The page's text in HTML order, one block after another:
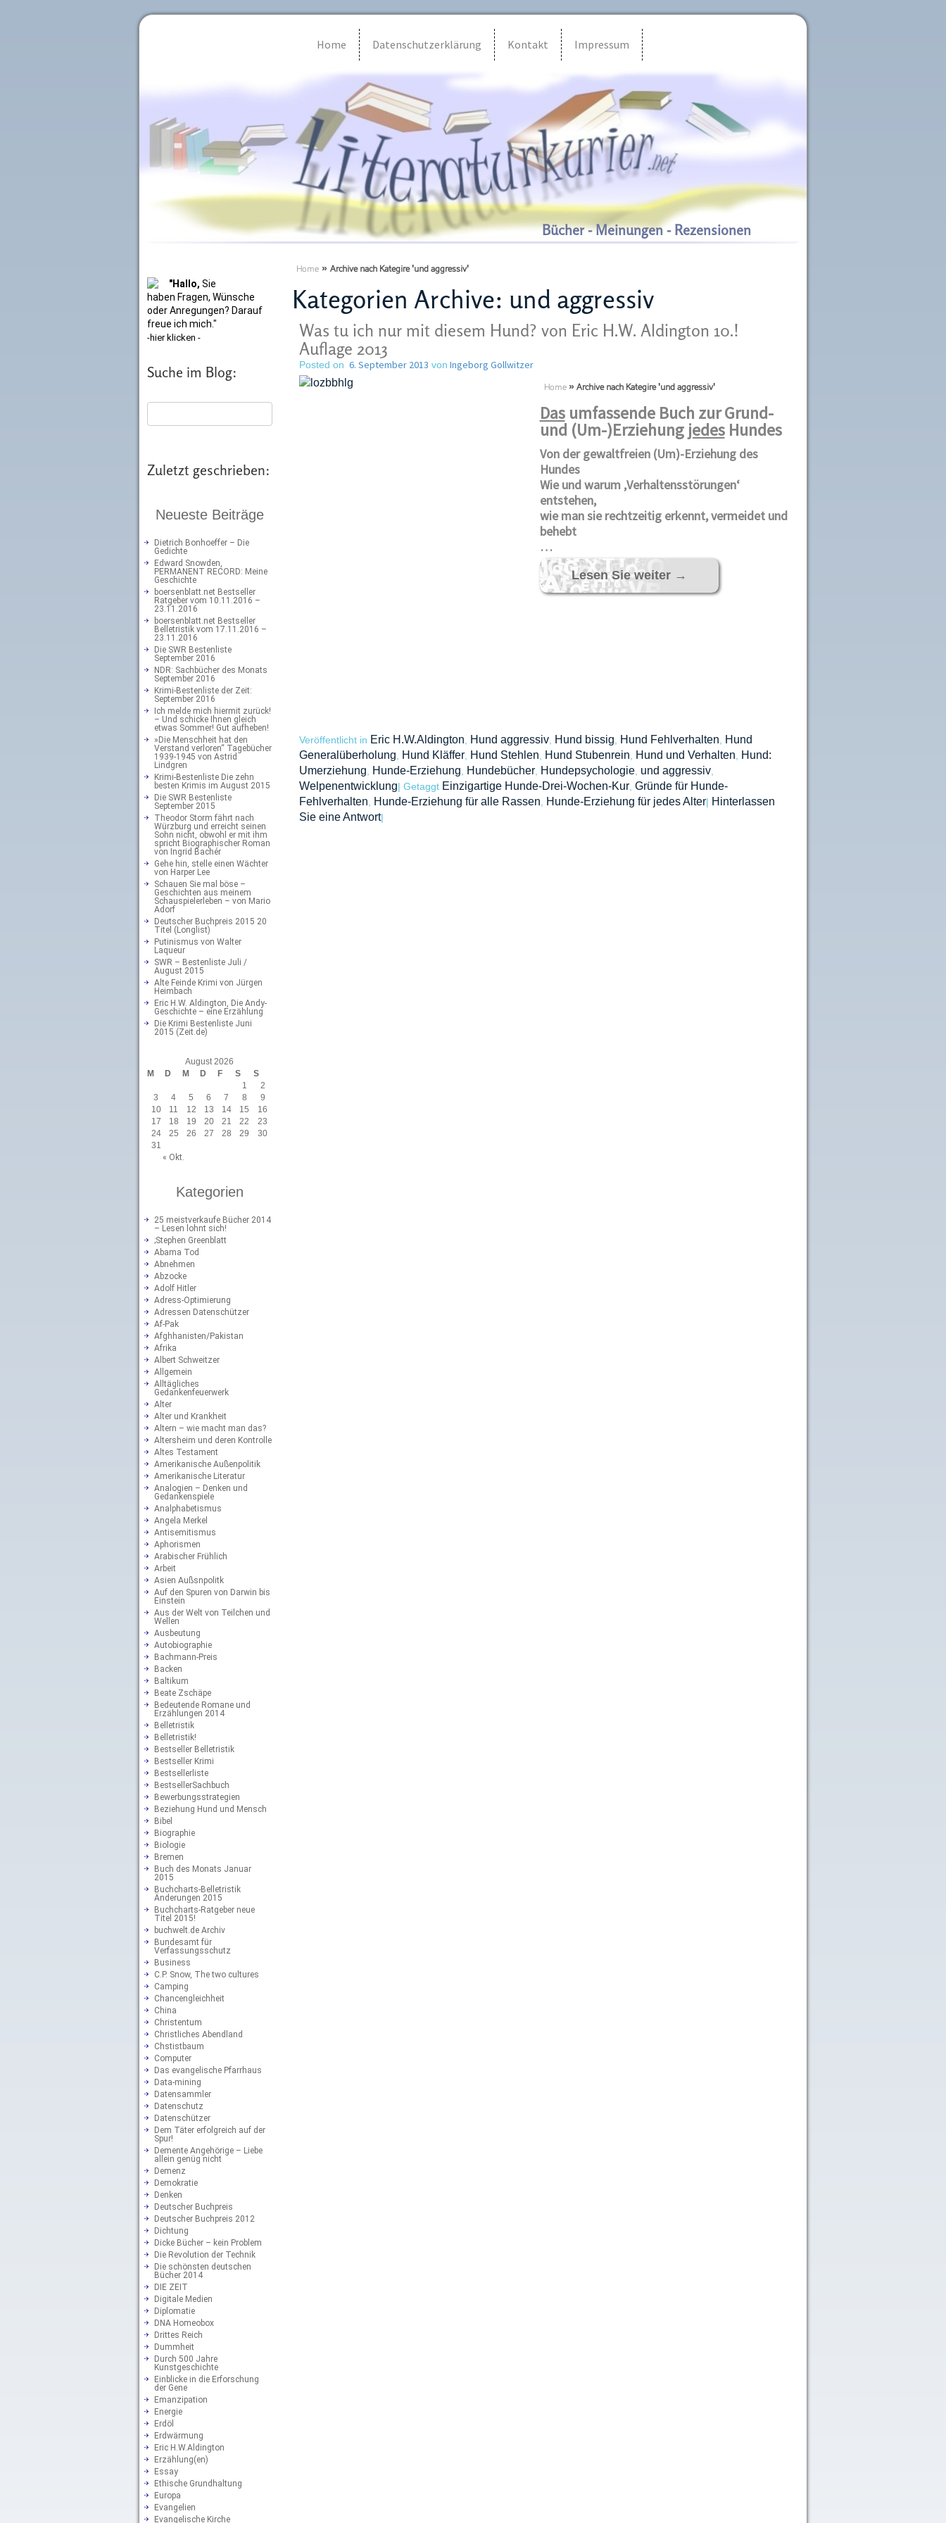
Home Datenschutzerklärung Kontakt Impressum
Bücher - Meinungen - Rezensionen
"Hallo, Sie
haben Fragen, Wünsche
oder Anregungen? Darauf
freue ich mich."
-hier klicken -
Suche im Blog:
Zuletzt geschrieben:
Neueste Beiträge
Dietrich Bonhoeffer – Die
Gedichte
Edward Snowden,
PERMANENT RECORD: Meine
Geschichte
boersenblatt.net Bestseller
Ratgeber vom 10.11.2016 –
23.11.2016
boersenblatt.net Bestseller
Belletristik vom 17.11.2016 –
23.11.2016
Die SWR Bestenliste
September 2016
NDR: Sachbücher des Monats
September 2016
Krimi-Bestenliste der Zeit:
September 2016
Ich melde mich hiermit zurück!
– Und schicke Ihnen gleich
etwas Sommer! Gut aufheben!
»Die Menschheit hat den
Verstand verloren“ Tagebücher
1939-1945 von Astrid
Lindgren
Krimi-Bestenliste Die zehn
besten Krimis im August 2015
Die SWR Bestenliste
September 2015
Theodor Storm fährt nach
Würzburg und erreicht seinen
Sohn nicht, obwohl er mit ihm
spricht Biographischer Roman
von Ingrid Bachér
Gehe hin, stelle einen Wächter
von Harper Lee
Schauen Sie mal böse –
Geschichten aus meinem
Schauspielerleben – von Mario
Adorf
Deutscher Buchpreis 2015 20
Titel (Longlist)
Putinismus von Walter
Laqueur
SWR – Bestenliste Juli /
August 2015
Alte Feinde Krimi von Jürgen
Heimbach
Eric H.W. Aldington, Die Andy-
Geschichte – eine Erzählung
Die Krimi Bestenliste Juni
2015 (Zeit.de)
August 2026
M
D M D F S S
« Okt.
1
2
3
4 5 6 7 8
9
10
11 12 13 14 15
16
17
18 19 20 21 22
23
24
25 26 27 28 29
30
31
Kategorien
25 meistverkaufe Bücher 2014
– Lesen lohnt sich!
;Stephen Greenblatt
Abama Tod
Abnehmen
Abzocke
Adolf Hitler
Adress-Optimierung
Adressen Datenschützer
Af-Pak
Afghhanisten/Pakistan
Afrika
Albert Schweitzer
Allgemein
Alltägliches
Gedankenfeuerwerk
Alter
Alter und Krankheit
Altern – wie macht man das?
Altersheim und deren Kontrolle
Altes Testament
Amerikanische Außenpolitik
Amerikanische Literatur
Analogien – Denken und
Gedankenspiele
Analphabetismus
Angela Merkel
Antisemitismus
Aphorismen
Arabischer Frühlich
Arbeit
Asien Außsnpolitk
Auf den Spuren von Darwin bis
Einstein
Aus der Welt von Teilchen und
Wellen
Ausbeutung
Autobiographie
Bachmann-Preis
Backen
Baltikum
Beate Zschäpe
Bedeutende Romane und
Erzählungen 2014
Belletristik
Belletristik!
Bestseller Belletristik
Bestseller Krimi
Bestsellerliste
BestsellerSachbuch
Bewerbungsstrategien
Beziehung Hund und Mensch
Bibel
Biographie
Biologie
Bremen
Buch des Monats Januar
2015
Buchcharts-Belletristik
Änderungen 2015
Buchcharts-Ratgeber neue
Titel 2015!
buchwelt.de Archiv
Bundesamt für
Verfassungsschutz
Business
C.P. Snow, The two cultures
Camping
Chancengleichheit
China
Christentum
Christliches Abendland
Chstistbaum
Computer
Das evangelische Pfarrhaus
Data-mining
Datensammler
Datenschutz
Datenschützer
Dem Täter erfolgreich auf der
Spur!
Demente Angehörige – Liebe
allein genüg nicht
Demenz
Demokratie
Denken
Deutscher Buchpreis
Deutscher Buchpreis 2012
Dichtung
Dicke Bücher – kein Problem
Die Revolution der Technik
Die schönsten deutschen
Bücher 2014
DIE ZEIT
Digitale Medien
Diplomatie
DNA Homeobox
Drittes Reich
Dummheit
Durch 500 Jahre
Kunstgeschichte
Einblicke in die Erforschung
der Gene
Emanzipation
Energie
Erdöl
Erdwärmung
Eric H.W.Aldington
Erzählung(en)
Essay
Ethische Grundhaltung
Europa
Evangelien
Evangelische Kirche
Home » Archive nach Kategire 'und aggressiv'
Kategorien Archive: und aggressiv
Was tu ich nur mit diesem Hund? von Eric H.W. Aldington 10.!
Auflage 2013
Posted on 6. September 2013 von Ingeborg Gollwitzer
Home » Archive nach Kategire 'und aggressiv'
Dasumfassende Buch zur Grund-
und (Um-)Erziehung jedesHundes
Von der gewaltfreien (Um)-Erziehung des
Hundes
Wie und warum ‚Verhaltensstörungen‘
entstehen,
wie man sie rechtzeitig erkennt, vermeidet und
behebt
…
Lesen Sie weiter →
Veröffentlicht in Eric H.W.Aldington Hund aggressiv, Hund bissig Hund Fehlverhalten
Hund
Generalüberholung
Hund Kläffer, Hund Stehlen Hund Stubenrein Hund und Verhalten
Hund:
Umerziehung
Hunde-Erziehung Hundebücher, Hundepsychologie, und aggressiv,
Welpenentwicklung| Getaggt Einzigartige Hunde-Drei-Wochen-Kur, Gründe für Hunde-
Fehlverhalten
Hunde-Erziehung für alle Rassen Hunde-Erziehung für jedes Alter| Hinterlassen
Sie eine Antwort|